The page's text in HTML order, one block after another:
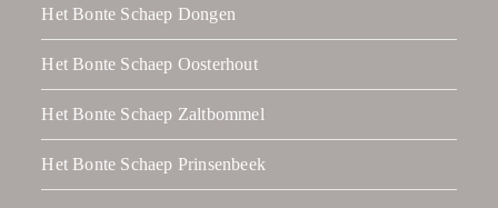
Het Bonte Schaep Dongen
Het Bonte Schaep Oosterhout
Het Bonte Schaep Zaltbommel
Het Bonte Schaep Prinsenbeek